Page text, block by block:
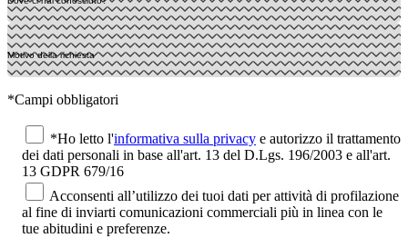
*Campi obbligatori
*Ho letto l'informativa sulla privacy e autorizzo il trattamento
dei dati personali in base all'art. 13 del D.Lgs. 196/2003 e all'art.
13 GDPR 679/16
Acconsenti all’utilizzo dei tuoi dati per attività di profilazione
al fine di inviarti comunicazioni commerciali più in linea con le
tue abitudini e preferenze.